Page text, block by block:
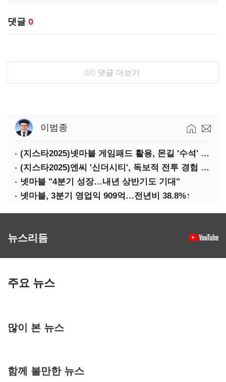
댓글 0
0/0 댓글 더보기
이범종
(지스타2025)넷마블 게임패드 활용, 몬길 '수석' 7대죄 '차석'
(지스타2025)엔씨 '신더시티', 독보적 전투 경험 필요
넷마블 "4분기 성장…내년 상반기도 기대"
넷마블, 3분기 영업익 909억…전년비 38.8%↑
뉴스리듬
주요 뉴스
많이 본 뉴스
함께 볼만한 뉴스